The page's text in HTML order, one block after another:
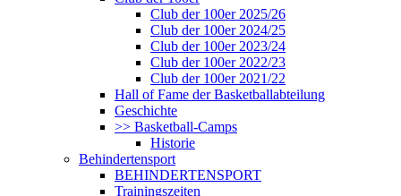
Club der 100er 2025/26
Club der 100er 2024/25
Club der 100er 2023/24
Club der 100er 2022/23
Club der 100er 2021/22
Hall of Fame der Basketballabteilung
Geschichte
>> Basketball-Camps
Historie
Behindertensport
BEHINDERTENSPORT
Trainingszeiten